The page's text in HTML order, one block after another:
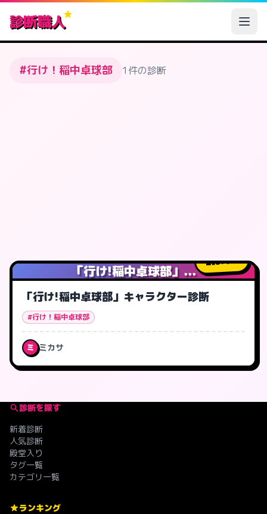
診断職人
#行け！稲中卓球部 1件の診断
「行け!稲中卓球部」...
877人
「行け!稲中卓球部」キャラクター診断
#行け！稲中卓球部
ミ ミカサ
診断を探す
新着診断
人気診断
殿堂入り
タグ一覧
カテゴリ一覧
ランキング